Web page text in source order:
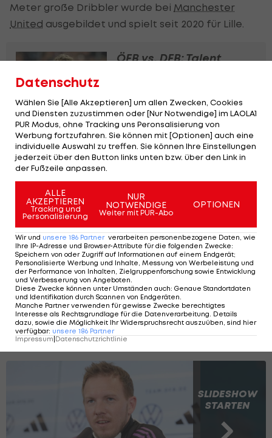
Meter große Dribbler wurde bei Manchester
United ausgebildet und spielt seit 2020 für Lille.
ÖFB vs. DFB: Talent
Deutsche Bundesliga
FC Bayern: Gnabry
äußert sich zu seiner
DFB bangt vor
Achtelfinale um Einsatz
von Innenverteidiger
Fußball
Das ist Deutschlands Kader für die
Heim-EM 2024
SLIDESHOW
STARTEN
Datenschutz
Wählen Sie [Alle Akzeptieren] um allen Zwecken, Cookies
und Diensten zuzustimmen oder [Nur Notwendige] im LAOLA1
PUR Modus, ohne Tracking uns Peronsalisierung von
Werbung fortzufahren. Sie können mit [Optionen] auch eine
individuelle Auswahl zu treffen. Sie können Ihre Einstellungen
jederzeit über den Button links unten bzw. über den Link in
der Fußzeile anpassen.
ALLE
AKZEPTIEREN
Tracking und
Personalisierung
NUR
NOTWENDIGE
Weiter mit PUR-Abo
OPTIONEN
Wir und unsere 186 Partner verarbeiten personenbezogene Daten, wie
Ihre IP-Adresse und Browser-Attribute für die folgenden Zwecke:
Speichern von oder Zugriff auf Informationen auf einem Endgerät;
Personalisierte Werbung und Inhalte, Messung von Werbeleistung und
der Performance von Inhalten, Zielgruppenforschung sowie Entwicklung
und Verbesserung von Angeboten.
Diese Zwecke können unter Umständen auch: Genaue Standortdaten
und Identifikation durch Scannen von Endgeräten.
Manche Partner verwenden für gewisse Zwecke berechtigtes
Interesse als Rechtsgrundlage für die Datenverarbeitung. Details
dazu, sowie die Möglichkeit Ihr Widerspruchsrecht auszuüben, sind hier
verfügbar: unsere 186 Partner
Impressum Datenschutzrichtlinie